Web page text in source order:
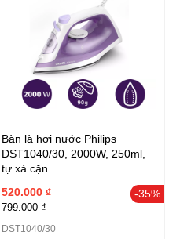
Bàn là hơi nước Philips
DST1040/30, 2000W, 250ml,
tự xả cặn
-35%
520.000 ₫
799.000 ₫
DST1040/30